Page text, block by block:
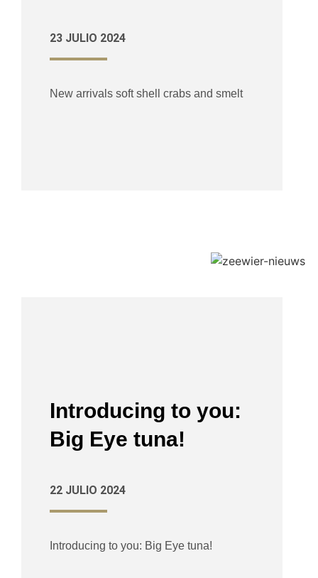
23 JULIO 2024
New arrivals soft shell crabs and smelt
Introducing to you:
Big Eye tuna!
22 JULIO 2024
Introducing to you: Big Eye tuna!